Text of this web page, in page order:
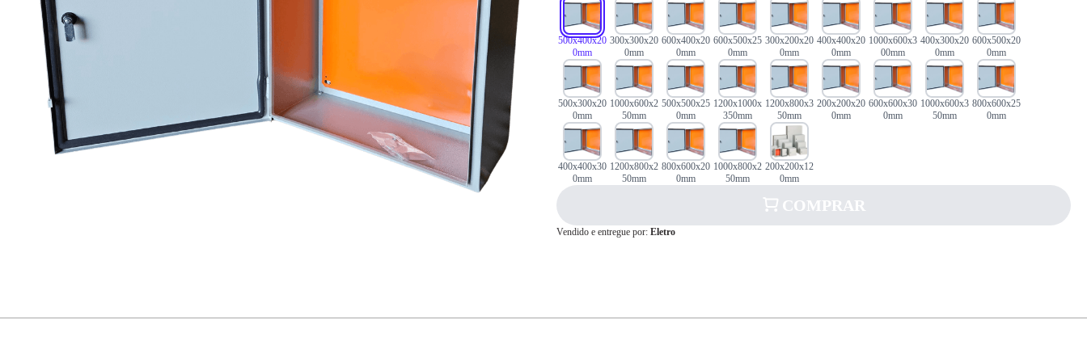
Crédito
500x400x20
0mm
300x300x20
0mm
600x400x20
0mm
600x500x25
0mm
300x200x20
0mm
400x400x20
0mm
1000x600x3
00mm
400x300x20
0mm
600x500x20
0mm
500x300x20
0mm
1000x600x2
50mm
500x500x25
0mm
1200x1000x
350mm
1200x800x3
50mm
200x200x20
0mm
600x600x30
0mm
1000x600x3
50mm
800x600x25
0mm
400x400x30
0mm
1200x800x2
50mm
800x600x20
0mm
1000x800x2
50mm
200x200x12
0mm
COMPRAR
Vendido e entregue por: Eletro